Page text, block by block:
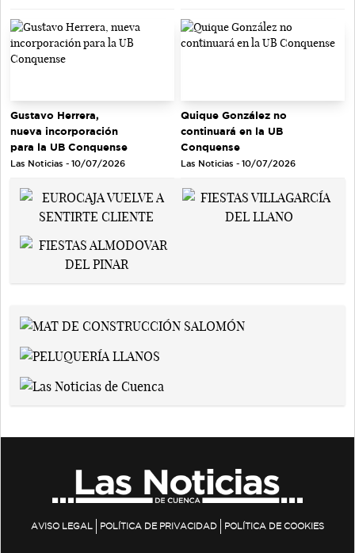
Gustavo Herrera,
nueva incorporación
para la UB Conquense
Las Noticias - 10/07/2026
Quique González no
continuará en la UB
Conquense
Las Noticias - 10/07/2026
AVISO LEGAL POLÍTICA DE PRIVACIDAD POLÍTICA DE COOKIES